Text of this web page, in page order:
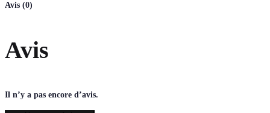
Avis (0)
Avis
Il n’y a pas encore d’avis.